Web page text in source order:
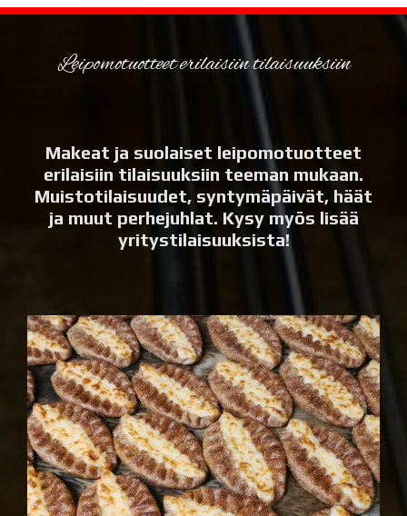
Leipomotuotteet erilaisiin tilaisuuksiin
Makeat ja suolaiset leipomotuotteet
erilaisiin tilaisuuksiin teeman mukaan.
Muistotilaisuudet, syntymäpäivät, häät
ja muut perhejuhlat. Kysy myös lisää
yritystilaisuuksista!